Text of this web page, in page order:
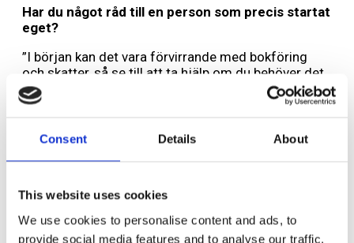
Consent Details About
This website uses cookies
We use cookies to personalise content and ads, to
provide social media features and to analyse our traffic.
Har du något råd till en person som precis startat
eget?
”I början kan det vara förvirrande med bokföring
och skatter, så se till att ta hjälp om du behöver det.
Skatteverket har många gratiskurser som är bra för
den som vill lära sig. Sedan är det bra att nätverka,
också till att ge kunderna ett professionellt
ibland och jobba inte dygnet runt, även om du har
Har du någon näringspolitisk fråga som
engagerar dig?